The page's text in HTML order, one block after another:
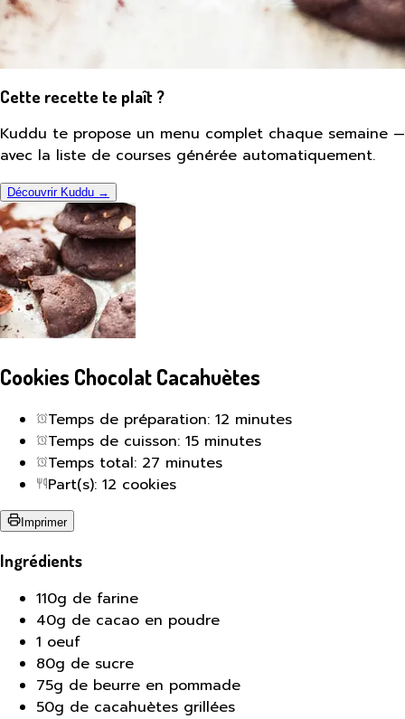
Cette recette te plaît ?
Kuddu te propose un menu complet chaque semaine —
avec la liste de courses générée automatiquement.
Découvrir Kuddu →
Cookies Chocolat Cacahuètes
Temps de préparation: 12 minutes
Temps de cuisson: 15 minutes
Temps total: 27 minutes
Part(s): 12 cookies
Imprimer
Ingrédients
110g de farine
40g de cacao en poudre
1 oeuf
80g de sucre
75g de beurre en pommade
50g de cacahuètes grillées